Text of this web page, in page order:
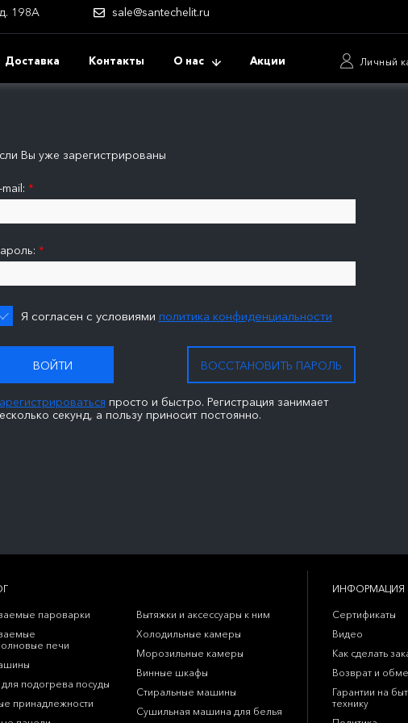
198А sale@santechelit.ru
Доставка Контакты О нас Акции Личный
Вы уже зарегистрированы
mail: *
*
Я согласен с условиями политика конфиденциальности
ВОЙТИ ВОССТАНОВИТЬ ПАРОЛЬ
просто и быстро. Регистрация занимает
секунд, а пользу приносит постоянно.
пароварки
печи
подогрева посуды
принадлежности
Вытяжки и аксессуары к ним
Холодильные камеры
Морозильные камеры
Винные шкафы
Стиральные машины
Сушильная машина для белья
ИНФОРМАЦИЯ
Сертификаты
Видео
Как сделать
Возврат и
Гарантии на
технику